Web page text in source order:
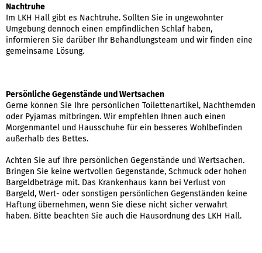
Nachtruhe
Im LKH Hall gibt es Nachtruhe. Sollten Sie in ungewohnter
Umgebung dennoch einen empfindlichen Schlaf haben,
informieren Sie darüber Ihr Behandlungsteam und wir finden eine
gemeinsame Lösung.
Persönliche Gegenstände und Wertsachen
Gerne können Sie Ihre persönlichen Toilettenartikel, Nachthemden
oder Pyjamas mitbringen. Wir empfehlen Ihnen auch einen
Morgenmantel und Hausschuhe für ein besseres Wohlbefinden
außerhalb des Bettes.
Achten Sie auf Ihre persönlichen Gegenstände und Wertsachen.
Bringen Sie keine wertvollen Gegenstände, Schmuck oder hohen
Bargeldbeträge mit. Das Krankenhaus kann bei Verlust von
Bargeld, Wert- oder sonstigen persönlichen Gegenständen keine
Haftung übernehmen, wenn Sie diese nicht sicher verwahrt
haben. Bitte beachten Sie auch die Hausordnung des LKH Hall.